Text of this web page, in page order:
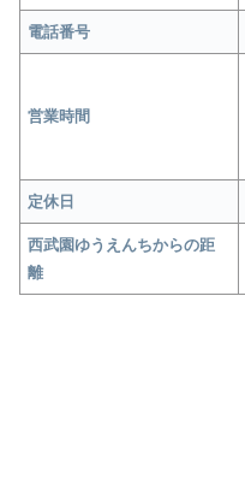
電話番号
営業時間
定休日
西武園ゆうえんちからの距
離